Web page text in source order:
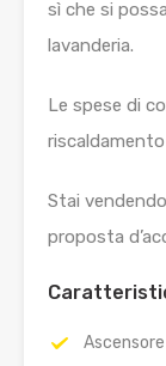
sì che si
lavanderia.
Le spese di
Stai
proposta
Ascensore